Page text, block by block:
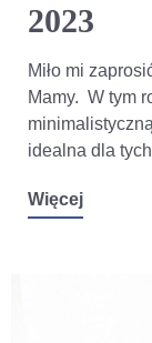
2023
Miło mi
Mamy. W tym
idealna dla
Więcej